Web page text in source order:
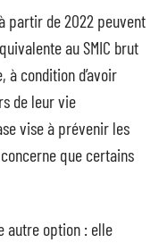
partir de 2022 peuvent
au SMIC brut
condition d’avoir
de leur vie
vise à prévenir les
que certains
autre option : elle